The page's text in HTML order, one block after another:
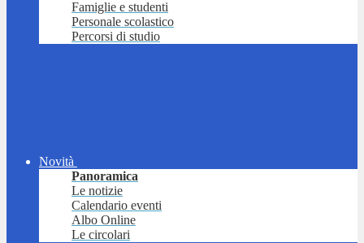
Famiglie e studenti
Personale scolastico
Percorsi di studio
Novità
Panoramica
Le notizie
Calendario eventi
Albo Online
Le circolari